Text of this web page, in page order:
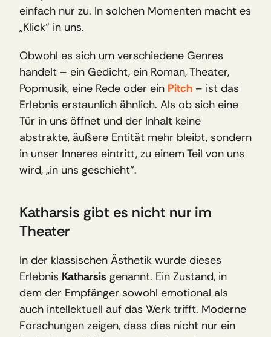
einfach nur zu. In solchen Momenten macht es
„Klick“ in uns.
Obwohl es sich um verschiedene Genres
handelt – ein Gedicht, ein Roman, Theater,
Popmusik, eine Rede oder ein Pitch – ist das
Erlebnis erstaunlich ähnlich. Als ob sich eine
Tür in uns öffnet und der Inhalt keine
abstrakte, äußere Entität mehr bleibt, sondern
in unser Inneres eintritt, zu einem Teil von uns
wird, „in uns geschieht“.
Katharsis gibt es nicht nur im
Theater
In der klassischen Ästhetik wurde dieses
Erlebnis Katharsis genannt. Ein Zustand, in
dem der Empfänger sowohl emotional als
auch intellektuell auf das Werk trifft. Moderne
Forschungen zeigen, dass dies nicht nur ein